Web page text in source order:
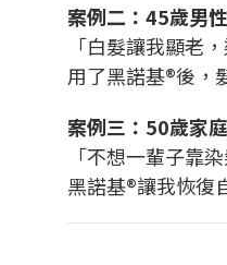
案例二：45歲男
「白髮讓我顯老
用了黑諾基®後，
案例三：50歲家
「不想一輩子靠
黑諾基®讓我恢復